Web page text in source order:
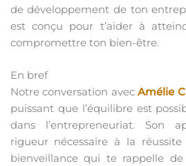
de développement de ton
est conçu pour t’aider à
compromettre ton bien-être.
En bref
Notre conversation avecAmélie
puissant que l’équilibre est
dans l’entrepreneuriat. Son
rigueur nécessaire à la
bienveillance qui te rappelle